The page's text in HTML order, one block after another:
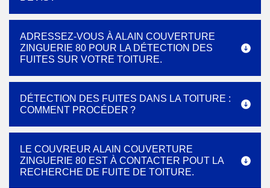
ADRESSEZ-VOUS À ALAIN COUVERTURE
ZINGUERIE 80 POUR LA DÉTECTION DES
FUITES SUR VOTRE TOITURE.
DÉTECTION DES FUITES DANS LA TOITURE :
COMMENT PROCÉDER ?
LE COUVREUR ALAIN COUVERTURE
ZINGUERIE 80 EST À CONTACTER POUT LA
RECHERCHE DE FUITE DE TOITURE.